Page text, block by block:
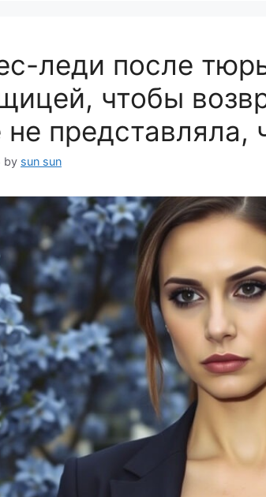
леди после
чтобы
представляла,
by sun sun